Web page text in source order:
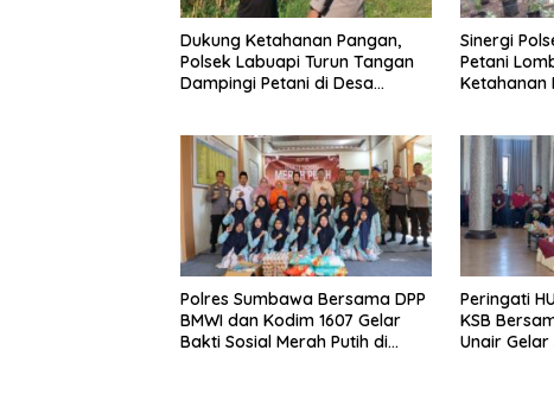
Dukung Ketahanan Pangan,
Polsek Labuapi Turun Tangan
Dampingi Petani di Desa
Sinergi
Petani
Ketahanan
Polres Sumbawa Bersama DPP
BMWI dan Kodim 1607 Gelar
Bakti Sosial Merah Putih di
Peringati
KSB
Unair